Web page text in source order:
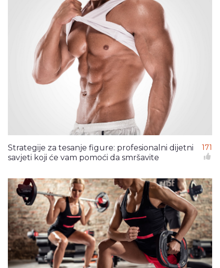
Strategije za tesanje figure: profesionalni dijetni
savjeti koji će vam pomoći da smršavite
171